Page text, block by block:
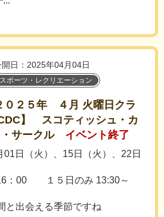
開日：2025年04月04日
スポーツ・レクリエーション
０２５年 ４月 火曜日クラ
】 スコティッシュ・カ
サークル
イベント終了
01日（火）、15日（火）、22日
：00 １５日のみ 13:30～
出会える季節ですね